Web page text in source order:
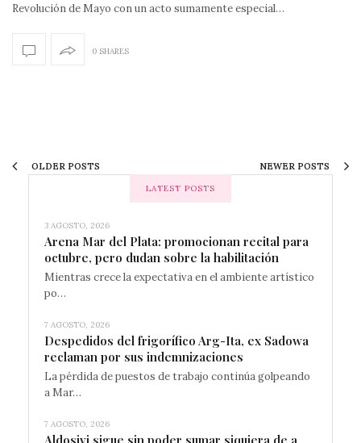
Revolución de Mayo con un acto sumamente especial…
0 SHARES
OLDER POSTS NEWER POSTS
LATEST POSTS
3 AGOSTO, 2026
Arena Mar del Plata: promocionan recital para
octubre, pero dudan sobre la habilitación
Mientras crece la expectativa en el ambiente artístico
po…
7 AGOSTO, 2026
Despedidos del frigorífico Arg-Ita, ex Sadowa
reclaman por sus indemnizaciones
La pérdida de puestos de trabajo continúa golpeando
a Mar…
7 AGOSTO, 2026
Aldosivi sigue sin poder sumar siquiera de a